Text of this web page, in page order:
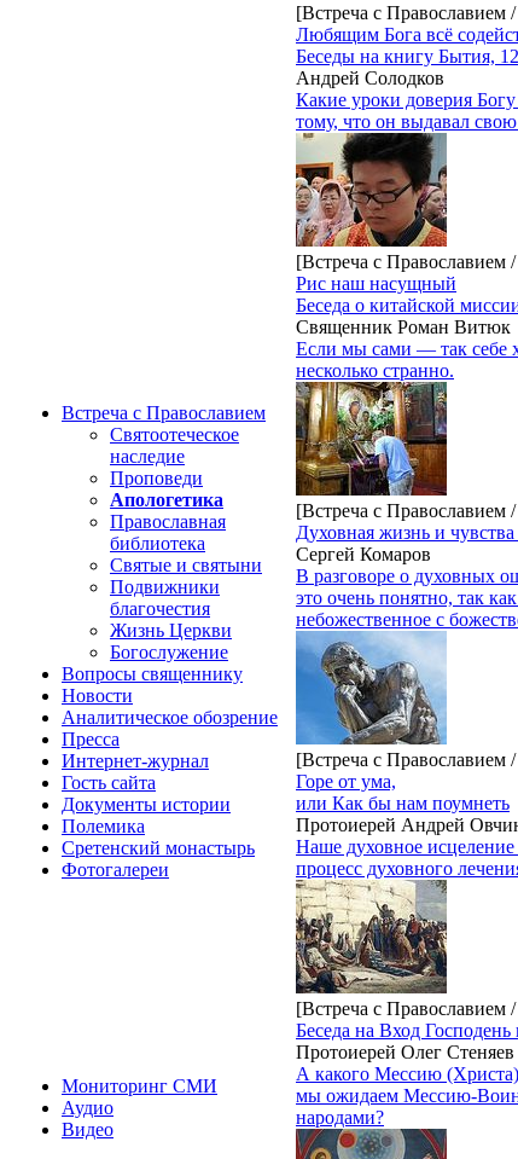
Встреча с Православием
Святоотеческое
наследие
Проповеди
Апологетика
Православная
библиотека
Святые и святыни
Подвижники
благочестия
Жизнь Церкви
Богослужение
Вопросы священнику
Новости
Аналитическое обозрение
Пресса
Интернет-журнал
Гость сайта
Документы истории
Полемика
Сретенский монастырь
Фотогалереи
Мониторинг СМИ
Аудио
Видео
[Встреча с Православием
Любящим Бога всё
Беседы на книгу Бытия,
Андрей Солодков
Какие уроки доверия
тому, что он выдавал
[Встреча с
Рис наш насущный
Беседа о китайской
Священник Роман Витюк
Если мы сами — так себе
несколько странно.
[Встреча с Православием
Духовная жизнь и
Сергей Комаров
В разговоре о духовных
это очень понятно, так
небожественное с
[Встреча с Православием
Горе от ума,
или Как бы нам поумнеть
Протоиерей Андрей
Наше духовное
процесс духовного
[Встреча с Православием
Беседа на Вход
Протоиерей Олег Стеняев
А какого Мессию
мы ожидаем Мессию-
народами?